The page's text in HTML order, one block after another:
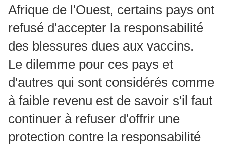
Afrique de l'Ouest, certains pays ont
refusé d'accepter la responsabilité
des blessures dues aux vaccins.
Le dilemme pour ces pays et
d'autres qui sont considérés comme
à faible revenu est de savoir s'il faut
continuer à refuser d'offrir une
protection contre la responsabilité